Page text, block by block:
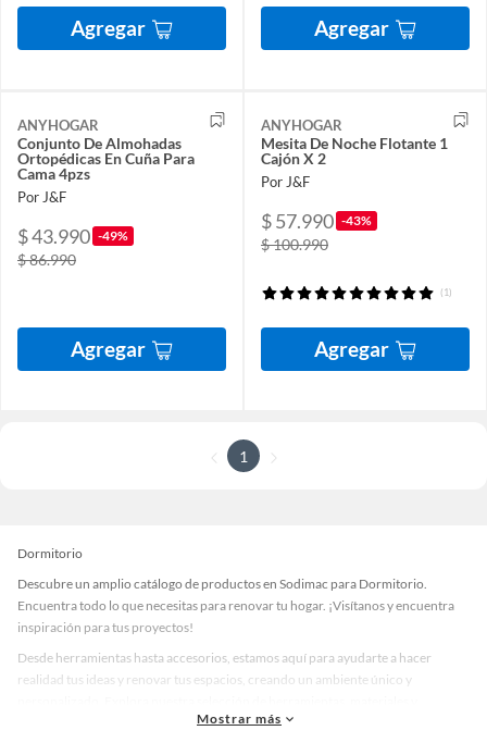
Agregar Agregar
ANYHOGAR
Conjunto De Almohadas
Ortopédicas En Cuña Para
Cama 4pzs
Por J&F
$ 43.990 -49%
$ 86.990
Agregar
ANYHOGAR
Mesita De Noche Flotante 1
Cajón X 2
Por J&F
$ 57.990 -43%
$ 100.990
(1)
Agregar
1
Dormitorio
Descubre un amplio catálogo de productos en Sodimac para Dormitorio.
Encuentra todo lo que necesitas para renovar tu hogar. ¡Visítanos y encuentra
inspiración para tus proyectos!
Desde herramientas hasta accesorios, estamos aquí para ayudarte a hacer
realidad tus ideas y renovar tus espacios, creando un ambiente único y
accesorios de calidad que te ayudarán a crear un espacio más tú.
Mostrar más